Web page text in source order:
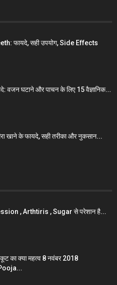
फायदे, सही उपयोग, Side Effects
वजन घटाने और पाचन के लिए 15 वैज्ञानिक...
खाने के फायदे, सही तरीका और नुकसान...
, Arthtiris , Sugar से परेशान है...
का क्या महत्व 8 नवंबर 2018